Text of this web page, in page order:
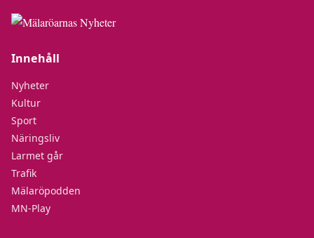
Innehåll
Nyheter
Kultur
Sport
Näringsliv
Larmet går
Trafik
Mälaröpodden
MN-Play